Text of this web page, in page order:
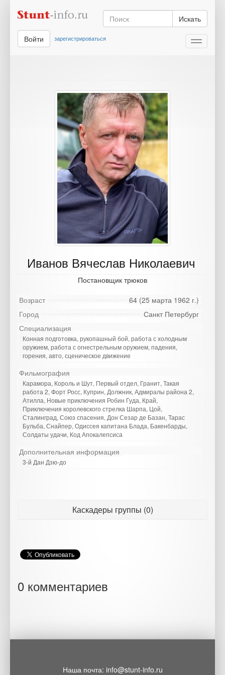
Искать
Toggle
Войти зарегистрироваться
Иванов Вячеслав Николаевич
Постановщик трюков
64 (25 марта 1962 г.)
Возраст
Санкт Петербург
Город
Специализация
Конная подготовка, рукопашный бой, работа с холодным
оружием, работа с огнестрельным оружием, падения,
горения, авто, сценическое движение
Фильмография
Карамора, Король и Шут, Первый отдел, Гранит, Такая
работа 2, Форт Росс, Куприн, Должник, Адмиралы района 2,
Атилла, Новые приключения Робин Гуда, Край,
Приключения королевского стрелка Шарпа, Цой,
Сталинград, Союз спасения, Дон Сезар де Базан, Тарас
Бульба, Снайпер, Одиссея капитана Блада, Бакенбарды,
Солдаты удачи, Код Апокалепсиса
Дополнительная информация
3-й Дан Дзю-до
Каскадеры группы (0)
0 комментариев
Наша почта: info@stunt-info.ru